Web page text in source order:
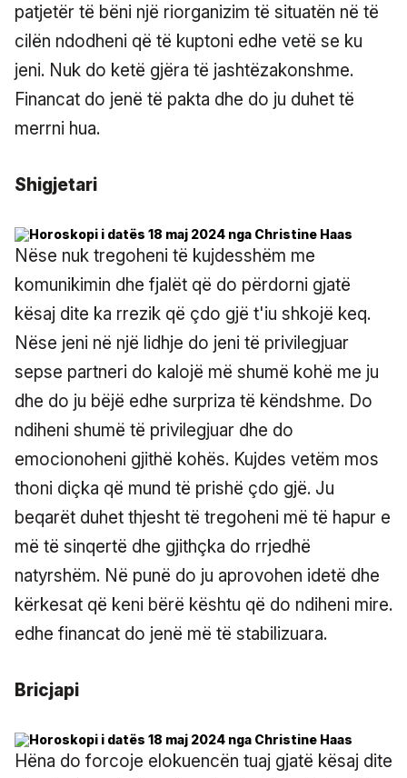
patjetër të bëni një riorganizim të situatën në të
cilën ndodheni që të kuptoni edhe vetë se ku
jeni. Nuk do ketë gjëra të jashtëzakonshme.
Financat do jenë të pakta dhe do ju duhet të
merrni hua.
Shigjetari
Nëse nuk tregoheni të kujdesshëm me
komunikimin dhe fjalët që do përdorni gjatë
kësaj dite ka rrezik që çdo gjë t'iu shkojë keq.
Nëse jeni në një lidhje do jeni të privilegjuar
sepse partneri do kalojë më shumë kohë me ju
dhe do ju bëjë edhe surpriza të këndshme. Do
ndiheni shumë të privilegjuar dhe do
emocionoheni gjithë kohës. Kujdes vetëm mos
thoni diçka që mund të prishë çdo gjë. Ju
beqarët duhet thjesht të tregoheni më të hapur e
më të sinqertë dhe gjithçka do rrjedhë
natyrshëm. Në punë do ju aprovohen idetë dhe
kërkesat që keni bërë kështu që do ndiheni mire.
edhe financat do jenë më të stabilizuara.
Bricjapi
Hëna do forcoje elokuencën tuaj gjatë kësaj dite